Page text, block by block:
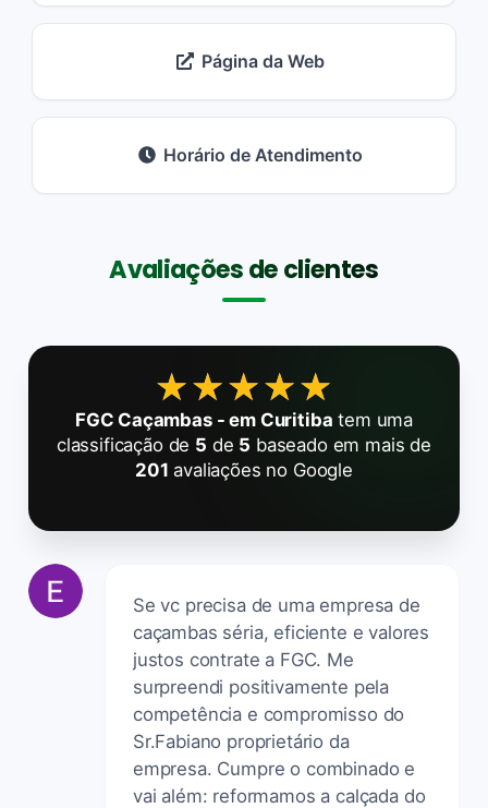
Página da Web
Horário de Atendimento
Avaliações de clientes
★★★★★
★★★★★
FGC Caçambas - em Curitiba tem uma
classificação de 5 de 5 baseado em mais de
201 avaliações no Google
Se vc precisa de uma empresa de
caçambas séria, eficiente e valores
justos contrate a FGC. Me
surpreendi positivamente pela
competência e compromisso do
Sr.Fabiano proprietário da
empresa. Cumpre o combinado e
vai além: reformamos a calçada do